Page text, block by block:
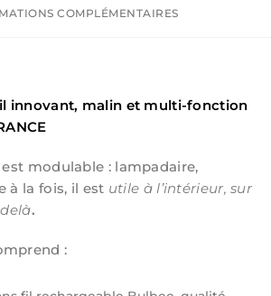
COMPLÉMENTAIRES
innovant, malin et multi-fonction
modulable : lampadaire,
à la fois, il est utile à l’intérieur, sur
.
: